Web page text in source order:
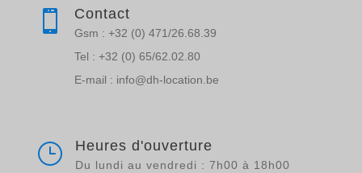
 Contact
Gsm : +32 (0) 471/26.68.39
Tel : +32 (0) 65/62.02.80
E-mail : info@dh-location.be
} Heures d'ouverture
Du lundi au vendredi : 7h00 à 18h00